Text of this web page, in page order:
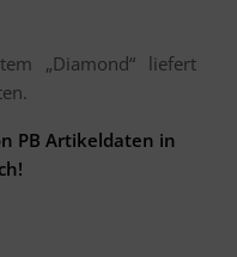
„Diamond“ liefert
PB Artikeldaten in